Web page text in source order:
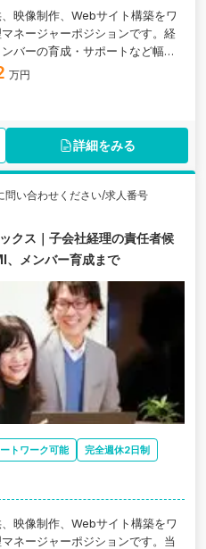
映像制作、Webサイト構築をワ
ネージャーポジションです。経
バーの育成・サポートなど幅広
結決算・開示業務を中心に担当
万円
詳細をみる
問い合わせください/求人番号
クス｜子会社経理の責任者候
、メンバー育成まで
トワーク可能
完全週休2日制
映像制作、Webサイト構築をワ
ネージャーポジションです。当